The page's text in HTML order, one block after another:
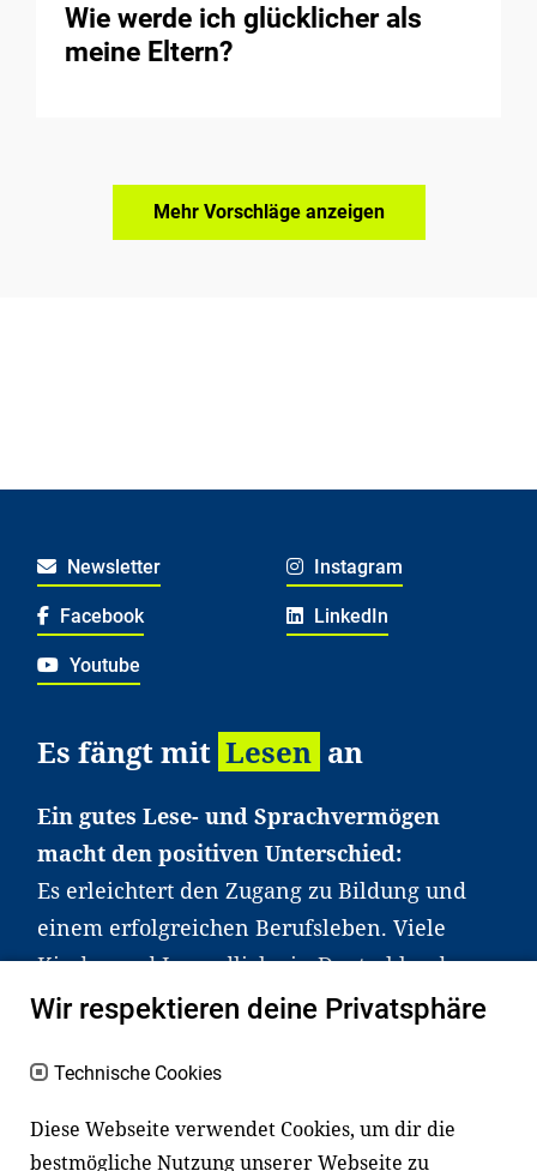
Wie werde ich glücklicher als
meine Eltern?
Mehr Vorschläge anzeigen
Newsletter Instagram
Facebook LinkedIn
Youtube
Es fängt mit Lesen an
Ein gutes Lese- und Sprachvermögen
macht den positiven Unterschied:
Es erleichtert den Zugang zu Bildung und
einem erfolgreichen Berufsleben. Viele
Kinder und Jugendliche in Deutschland
haben aber große Schwierigkeiten dabei.
an Familien sowie an Erzieher*innen,
Fachexpert*innen. Dafür arbeiten wir eng
Wir respektieren deine Privatsphäre
Technische Cookies
Diese Webseite verwendet Cookies, um dir die
bestmögliche Nutzung unserer Webseite zu